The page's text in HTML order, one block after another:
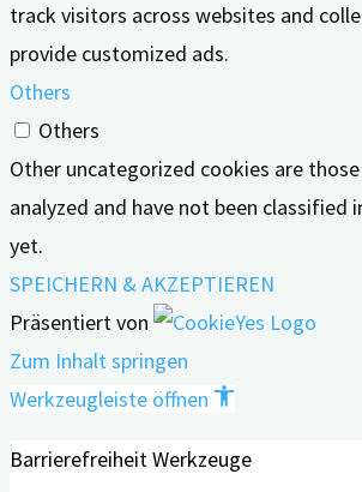
track visitors across websites and
provide customized ads.
Others
Others
Other uncategorized cookies are
analyzed and have not been classified
yet.
SPEICHERN & AKZEPTIEREN
Präsentiert von
Zum Inhalt springen
Werkzeugleiste öffnen
Barrierefreiheit Werkzeuge